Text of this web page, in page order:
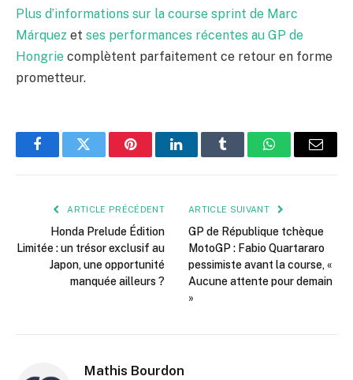
Plus d’informations sur la course sprint de Marc
Márquez et ses performances récentes au GP de
Hongrie complètent parfaitement ce retour en forme
prometteur.
FacebookTwitter PinterestLinkedInTumblr WhatsApp
E-
ARTICLE PRÉCÉDENT
Honda Prelude Édition
Limitée : un trésor exclusif au
Japon, une opportunité
manquée ailleurs ?
ARTICLE SUIVANT
GP de République tchèque
MotoGP : Fabio Quartararo
pessimiste avant la course, «
Aucune attente pour demain
»
Mathis Bourdon